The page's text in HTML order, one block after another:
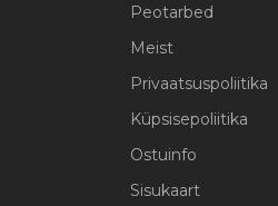
Peotarbed
Meist
Privaatsuspoliitika
Küpsisepoliitika
Ostuinfo
Sisukaart